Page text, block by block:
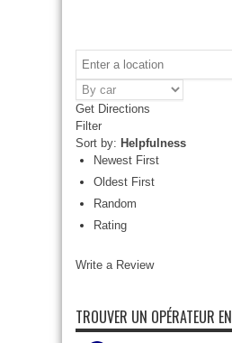
Get Directions
Filter
Sort by: Helpfulness
Newest First
Oldest First
Random
Rating
Write a Review
TROUVER UN OPÉRATEUR